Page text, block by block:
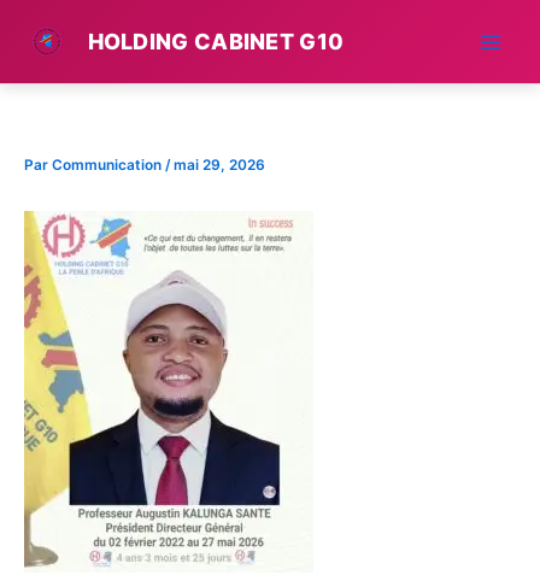
HOLDING CABINET G10
Par Communication /mai 29, 2026